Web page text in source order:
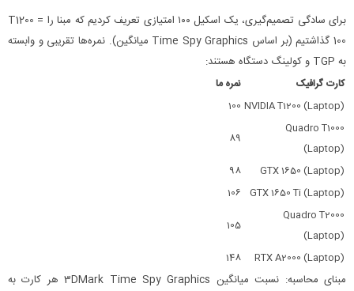
برای سادگی تصمیم‌گیری، یک اسکیل ۱۰۰ امتیازی تعریف کردیم که مبنا را T1200 =
100 گذاشتیم (بر اساس Time Spy Graphics میانگین). نمره‌ها تقریبی و وابسته
به TGP و کولینگ دستگاه هستند:
کارت گرافیک
نمره ما
NVIDIA T1200 (Laptop)
100
Quadro T1000
(Laptop)
89
GTX 1650 (Laptop)
98
GTX 1650 Ti (Laptop)
106
Quadro T2000
(Laptop)
105
RTX A2000 (Laptop)
148
مبنای محاسبه: نسبت میانگین 3DMark Time Spy Graphics هر کارت به